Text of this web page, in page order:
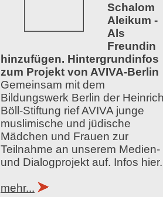
Schalom
Aleikum -
Als
Freundin
hinzufügen. Hintergrundinfos
zum Projekt von AVIVA-Berlin
Gemeinsam mit dem
Bildungswerk Berlin der
Böll-Stiftung rief AVIVA junge
muslimische und jüdische
Mädchen und Frauen zur
Teilnahme an unserem Medien-
und Dialogprojekt auf. Infos
mehr...